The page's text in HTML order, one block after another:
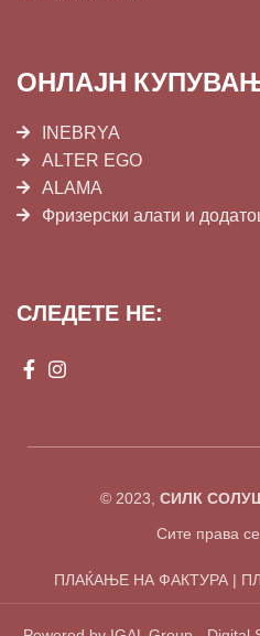
ОНЛАЈН
INEBRYA
ALTER EGO
ALAMA
Фризерски алати и
СЛЕДЕТЕ НЕ:
© 2023, СИЛК
Сите права
ПЛАЌАЊЕ НА ФАКТУРА |